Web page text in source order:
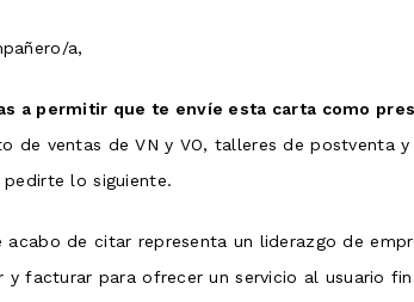
a,
a permitir que te envíe esta carta como
de ventas de VN y VO, talleres de postventa
lo siguiente.
acabo de citar representa un liderazgo de
y facturar para ofrecer un servicio al usuario